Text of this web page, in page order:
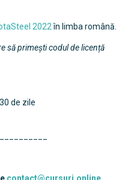
2022în limba română.
să primești codul de licență
de zile